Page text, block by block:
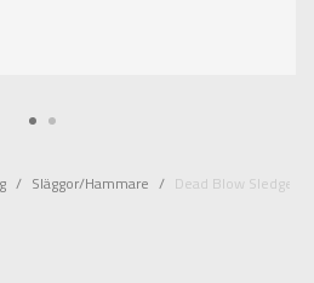
Släggor/Hammare Dead Blow Sledge